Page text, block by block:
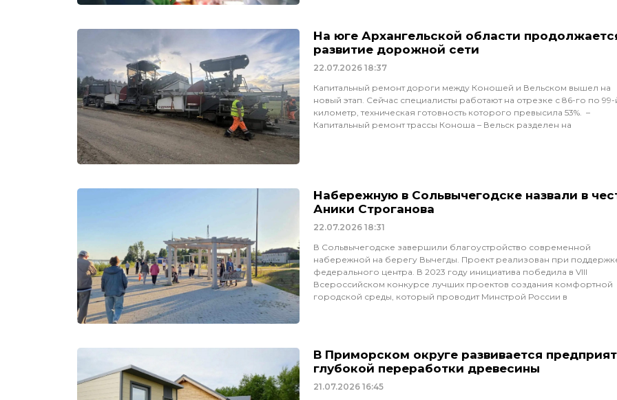
На юге Архангельской области
развитие дорожной сети
22.07.2026 18:37
Капитальный ремонт дороги между Коношей и Вельском вышел на
новый этап. Сейчас специалисты работают на отрезке с 86-го по 99-
километр, техническая готовность которого превысила 53%. –
Капитальный ремонт трассы Коноша – Вельск разделен на
Набережную в Сольвычегодске назвали в
Аники Строганова
22.07.2026 18:31
В Сольвычегодске завершили благоустройство современной
набережной на берегу Вычегды. Проект реализован при
федерального центра. В 2023 году инициатива победила в VIII
Всероссийском конкурсе лучших проектов создания комфортной
городской среды, который проводит Минстрой России в
В Приморском округе развивается
глубокой переработки древесины
21.07.2026 16:45